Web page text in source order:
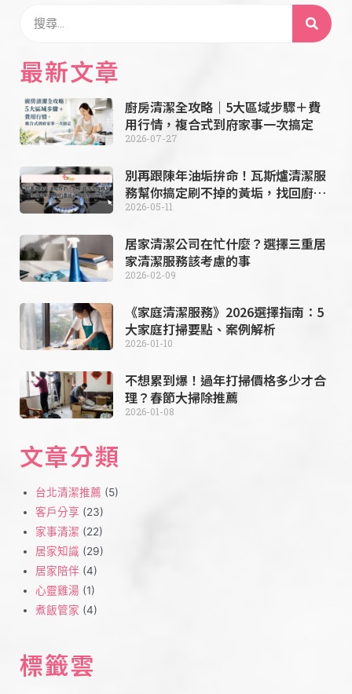
最新文章
廚房清潔全攻略｜5大區域步驟＋費
用行情，複合式到府家事一次搞定
2026-07-27
別再跟陳年油垢拚命！瓦斯爐清潔服
務幫你搞定刷不掉的黃垢，找回廚房
亮點
2026-05-11
居家清潔公司在忙什麼？選擇三重居
家清潔服務該考慮的事
2026-02-09
《家庭清潔服務》2026選擇指南：5
大家庭打掃要點、案例解析
2026-01-10
不想累到爆！過年打掃價格多少才合
理？春節大掃除推薦
2026-01-08
文章分類
台北清潔推薦 (5)
客戶分享 (23)
家事清潔 (22)
居家知識 (29)
居家陪伴 (4)
心靈雞湯 (1)
煮飯管家 (4)
標籤雲